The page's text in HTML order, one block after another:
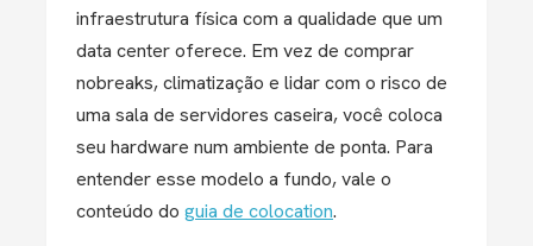
infraestrutura física com a qualidade que um
data center oferece. Em vez de comprar
nobreaks, climatização e lidar com o risco de
uma sala de servidores caseira, você coloca
seu hardware num ambiente de ponta. Para
entender esse modelo a fundo, vale o
conteúdo do guia de colocation.